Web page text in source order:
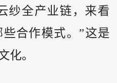
纱全产业链，来看
合作模式。”这是
化。